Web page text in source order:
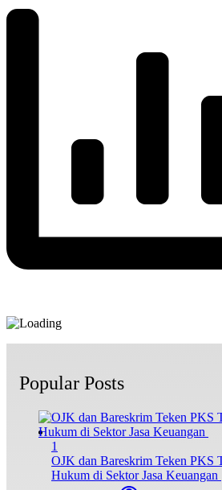
Popular Posts
1
OJK dan Bareskrim Teken PKS
Hukum di Sektor Jasa Keuangan